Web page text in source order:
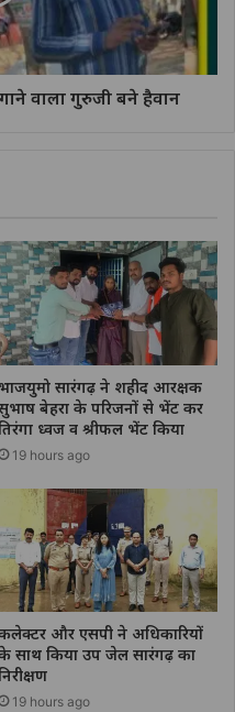
वाला गुरुजी बने हैवान
भाजयुमो सारंगढ़ ने शहीद आरक्षक
बेहरा के परिजनों से भेंट कर
ध्वज व श्रीफल भेंट किया
19 hours ago
और एसपी ने अधिकारियों
साथ किया उप जेल सारंगढ़ का
19 hours ago